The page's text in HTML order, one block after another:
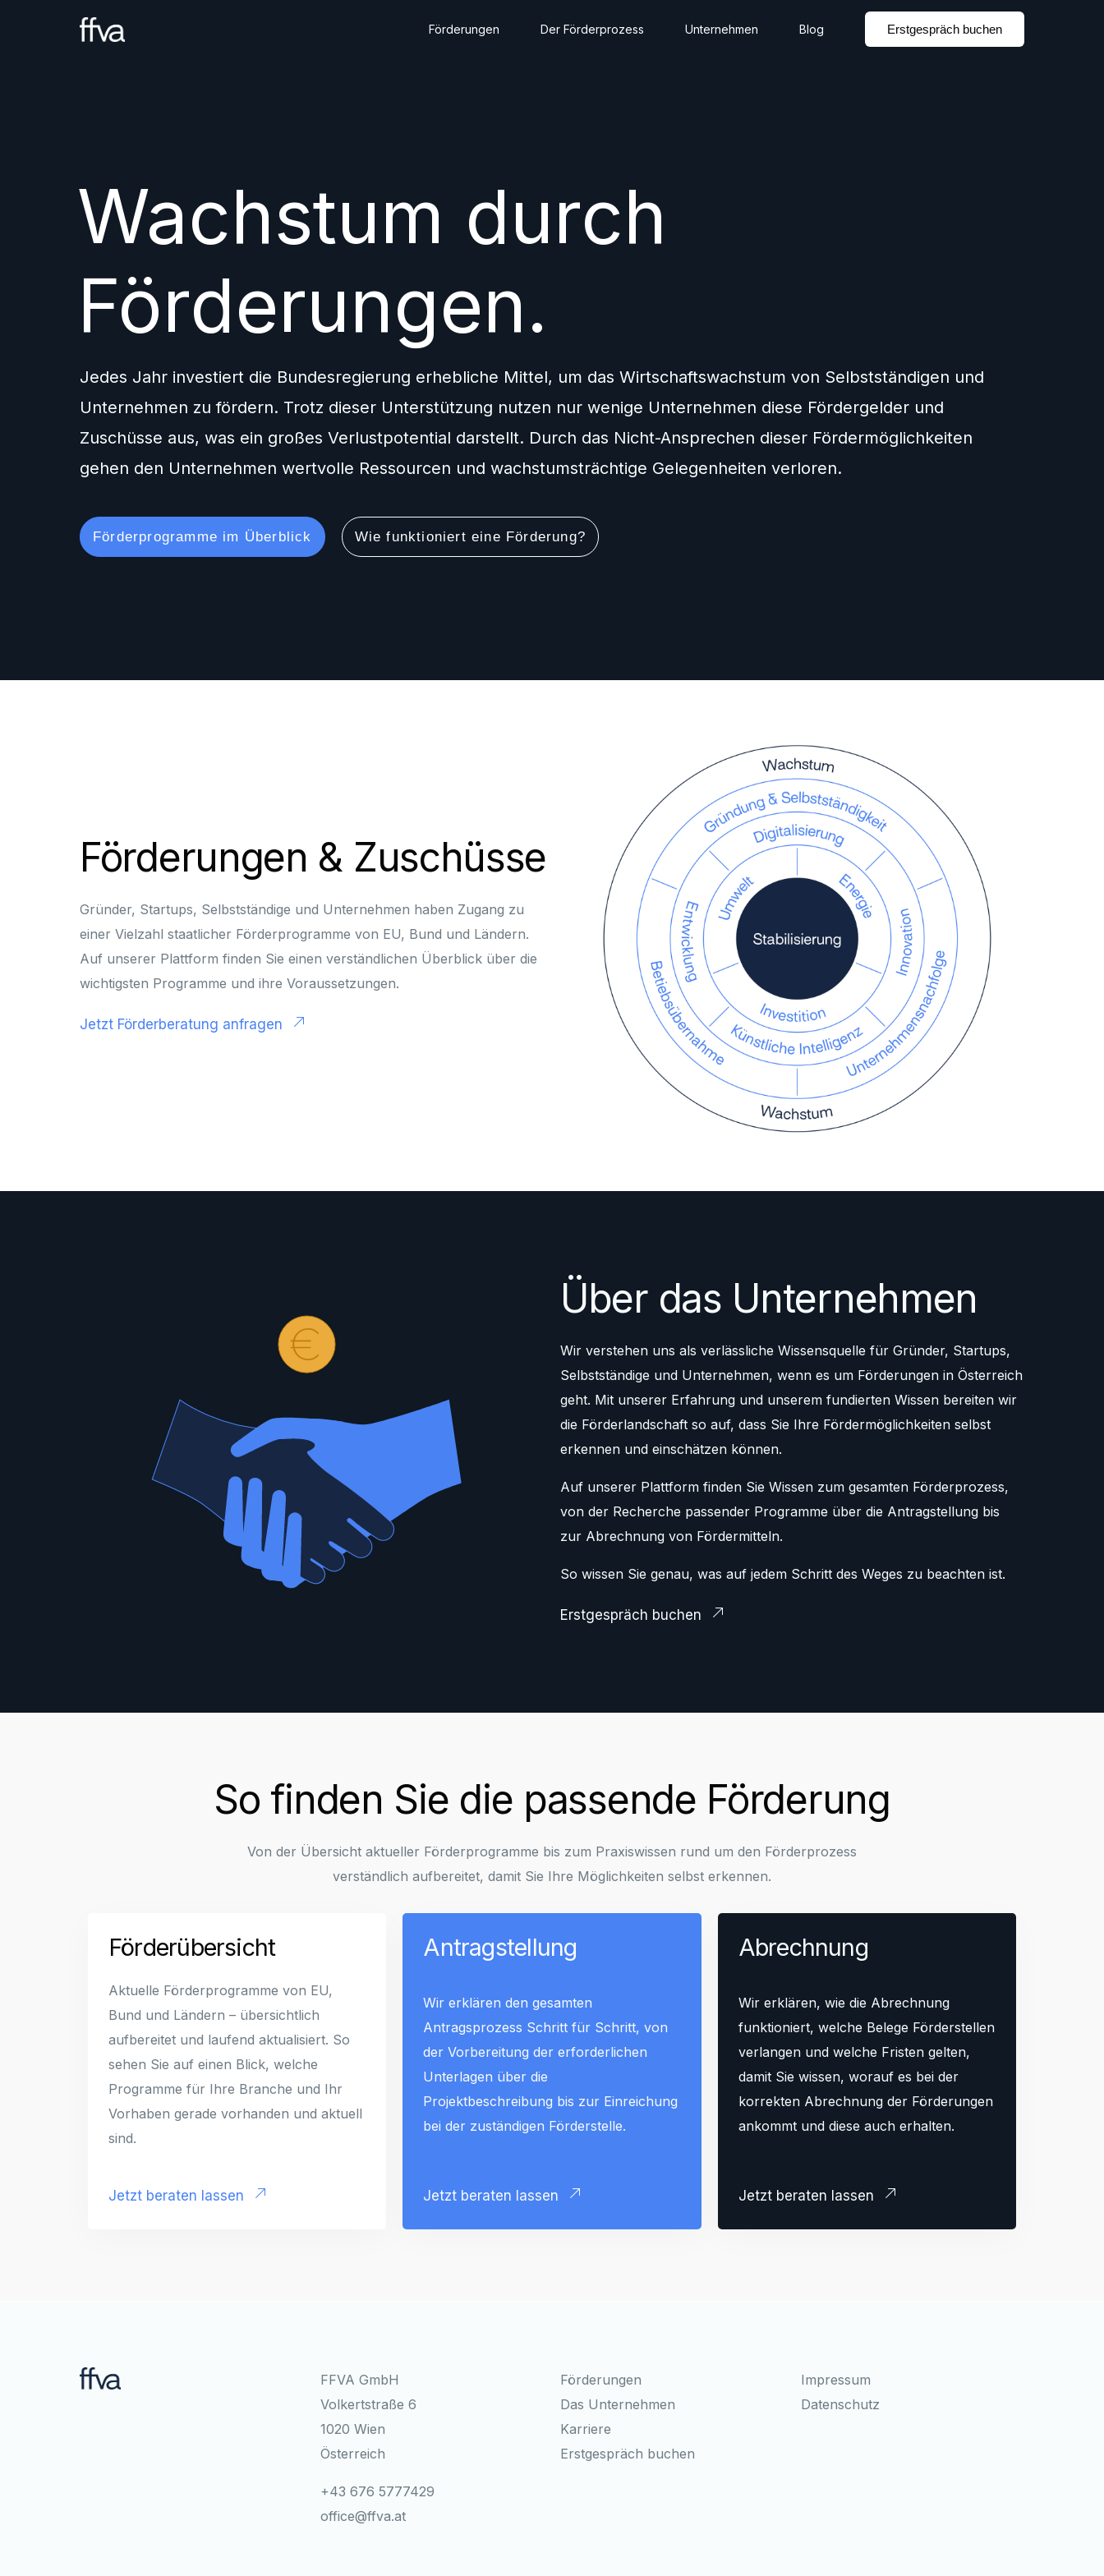
Förderungen Der Förderprozess Unternehmen Blog Erstgespräch buchen
Wachstum durch
Förderungen.
Jedes Jahr investiert die Bundesregierung erhebliche Mittel, um das Wirtschaftswachstum von Selbstständigen und
Unternehmen zu fördern. Trotz dieser Unterstützung nutzen nur wenige Unternehmen diese Fördergelder und
Zuschüsse aus, was ein großes Verlustpotential darstellt. Durch das Nicht-Ansprechen dieser Fördermöglichkeiten
gehen den Unternehmen wertvolle Ressourcen und wachstumsträchtige Gelegenheiten verloren.
Förderprogramme im Überblick Wie funktioniert eine Förderung?
Förderungen & Zuschüsse
Gründer, Startups, Selbstständige und Unternehmen haben Zugang zu
einer Vielzahl staatlicher Förderprogramme von EU, Bund und Ländern.
Auf unserer Plattform finden Sie einen verständlichen Überblick über die
wichtigsten Programme und ihre Voraussetzungen.
Jetzt Förderberatung anfragen
Über das Unternehmen
Wir verstehen uns als verlässliche Wissensquelle für Gründer, Startups,
Selbstständige und Unternehmen, wenn es um Förderungen in Österreich
geht. Mit unserer Erfahrung und unserem fundierten Wissen bereiten wir
die Förderlandschaft so auf, dass Sie Ihre Fördermöglichkeiten selbst
erkennen und einschätzen können.
Auf unserer Plattform finden Sie Wissen zum gesamten Förderprozess,
von der Recherche passender Programme über die Antragstellung bis
zur Abrechnung von Fördermitteln.
So wissen Sie genau, was auf jedem Schritt des Weges zu beachten ist.
Erstgespräch buchen
So finden Sie die passende Förderung
Von der Übersicht aktueller Förderprogramme bis zum Praxiswissen rund um den Förderprozess
verständlich aufbereitet, damit Sie Ihre Möglichkeiten selbst erkennen.
Förderübersicht
Aktuelle Förderprogramme von EU,
Bund und Ländern – übersichtlich
aufbereitet und laufend aktualisiert. So
sehen Sie auf einen Blick, welche
Programme für Ihre Branche und Ihr
Vorhaben gerade vorhanden und aktuell
sind.
Jetzt beraten lassen
Antragstellung
Wir erklären den gesamten
Antragsprozess Schritt für Schritt, von
der Vorbereitung der erforderlichen
Unterlagen über die
Projektbeschreibung bis zur Einreichung
bei der zuständigen Förderstelle.
Jetzt beraten lassen
Abrechnung
Wir erklären, wie die Abrechnung
funktioniert, welche Belege Förderstellen
verlangen und welche Fristen gelten,
damit Sie wissen, worauf es bei der
korrekten Abrechnung der Förderungen
ankommt und diese auch erhalten.
Jetzt beraten lassen
FFVA GmbH
Volkertstraße 6
1020 Wien
Österreich
+43 676 5777429
office@ffva.at
Förderungen
Das Unternehmen
Karriere
Erstgespräch buchen
Impressum
Datenschutz